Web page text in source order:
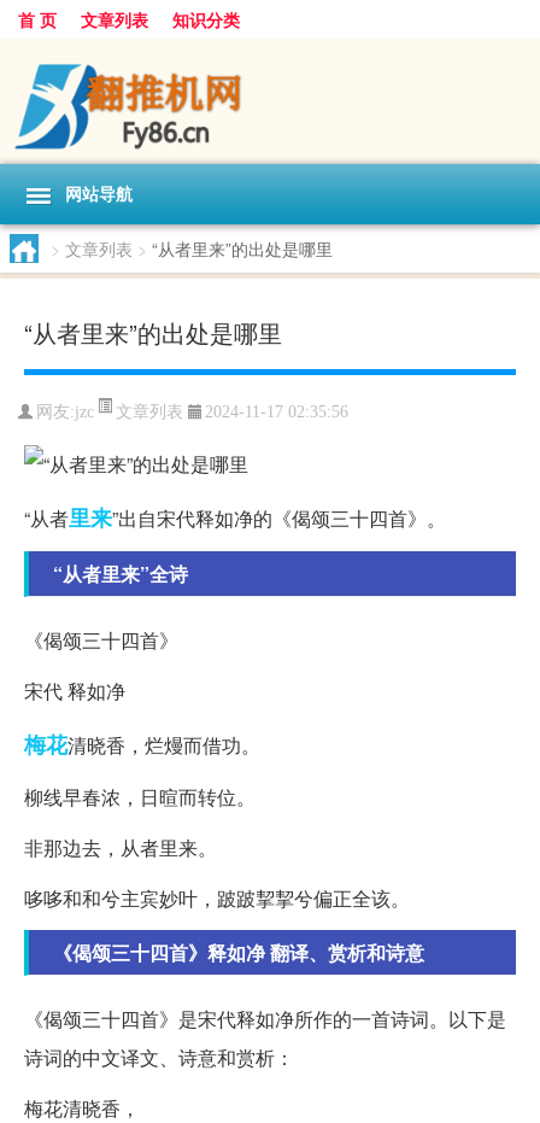
首 页 文章列表 知识分类
网站导航
> 文章列表 > “从者里来”的出处是哪里
“从者里来”的出处是哪里
网友:jzc 文章列表 2024-11-17 02:35:56
“从者里来”出自宋代释如净的《偈颂三十四首》。
“从者里来”全诗
《偈颂三十四首》
宋代 释如净
梅花清晓香，烂熳而借功。
柳线早春浓，日暄而转位。
非那边去，从者里来。
哆哆和和兮主宾妙叶，跛跛挈挈兮偏正全该。
《偈颂三十四首》释如净 翻译、赏析和诗意
《偈颂三十四首》是宋代释如净所作的一首诗词。以下是
诗词的中文译文、诗意和赏析：
梅花清晓香，